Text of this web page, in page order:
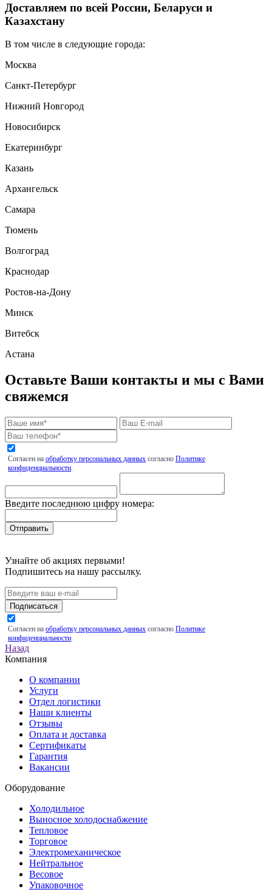
Доставляем по всей России, Беларуси и
Казахстану
В том числе в следующие города:
Москва
Санкт-Петербург
Нижний Новгород
Новосибирск
Екатеринбург
Казань
Архангельск
Самара
Тюмень
Волгоград
Краснодар
Ростов-на-Дону
Минск
Витебск
Астана
Оставьте Ваши контакты и мы с Вами
свяжемся
Согласен на обработку персональных данных согласно Политике
конфиденциальности.
Введите последнюю цифру номера:
Узнайте об акциях первыми!
Подпишитесь на нашу рассылку.
Подписаться
Согласен на обработку персональных данных согласно Политике
конфиденциальности.
Назад
Компания
О компании
Услуги
Отдел логистики
Наши клиенты
Отзывы
Оплата и доставка
Сертификаты
Гарантия
Вакансии
Оборудование
Холодильное
Выносное холодоснабжение
Тепловое
Торговое
Электромеханическое
Нейтральное
Весовое
Упаковочное